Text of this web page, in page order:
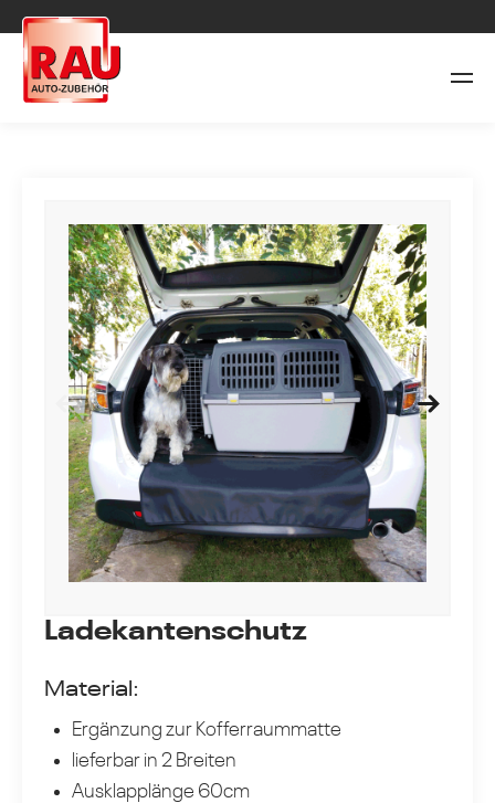
Ladekantenschutz
Material:
Ergänzung zur Kofferraummatte
lieferbar in 2 Breiten
Ausklapplänge 60cm